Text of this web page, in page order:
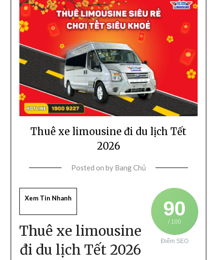
Thuê xe limousine đi du lịch Tết
2026
Posted on by Bang Chủ
90
/ 100
Điểm SEO
Xem Tin Nhanh
Thuê xe limousine
đi du lịch Tết 2026